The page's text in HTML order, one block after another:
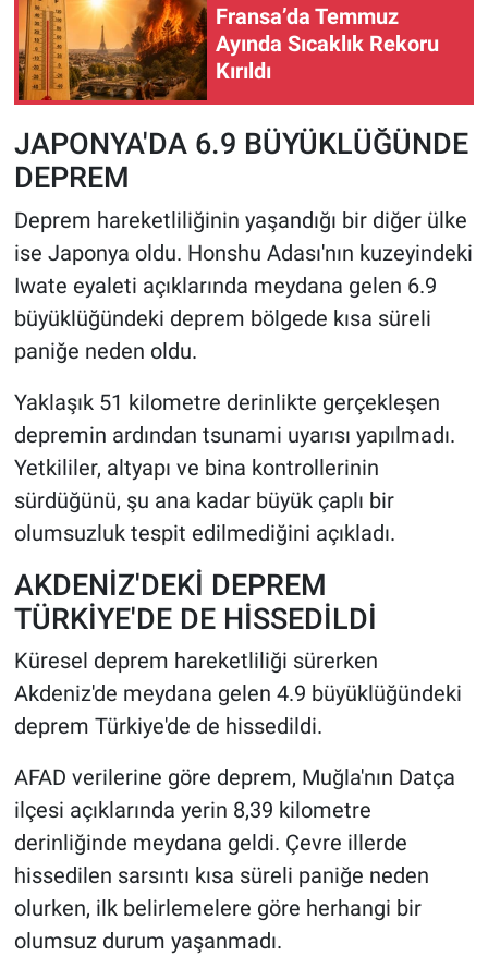
Fransa’da Temmuz
Ayında Sıcaklık Rekoru
Kırıldı
JAPONYA'DA 6.9 BÜYÜKLÜĞÜNDE
DEPREM
Deprem hareketliliğinin yaşandığı bir diğer ülke
ise Japonya oldu. Honshu Adası'nın kuzeyindeki
Iwate eyaleti açıklarında meydana gelen 6.9
büyüklüğündeki deprem bölgede kısa süreli
paniğe neden oldu.
Yaklaşık 51 kilometre derinlikte gerçekleşen
depremin ardından tsunami uyarısı yapılmadı.
Yetkililer, altyapı ve bina kontrollerinin
sürdüğünü, şu ana kadar büyük çaplı bir
olumsuzluk tespit edilmediğini açıkladı.
AKDENİZ'DEKİ DEPREM
TÜRKİYE'DE DE HİSSEDİLDİ
Küresel deprem hareketliliği sürerken
Akdeniz'de meydana gelen 4.9 büyüklüğündeki
deprem Türkiye'de de hissedildi.
AFAD verilerine göre deprem, Muğla'nın Datça
ilçesi açıklarında yerin 8,39 kilometre
derinliğinde meydana geldi. Çevre illerde
hissedilen sarsıntı kısa süreli paniğe neden
olurken, ilk belirlemelere göre herhangi bir
olumsuz durum yaşanmadı.